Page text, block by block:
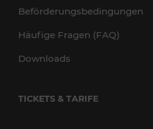
Beförderungsbedingungen
Häufige Fragen (FAQ)
Downloads
TICKETS & TARIFE